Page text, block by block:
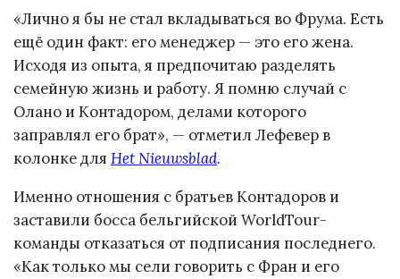
«Лично я бы не стал вкладываться во Фрума. Есть
ещё один факт: его менеджер — это его жена.
Исходя из опыта, я предпочитаю разделять
семейную жизнь и работу. Я помню случай с
Олано и Контадором, делами которого
заправлял его брат», — отметил Лефевер в
колонке для Het Nieuwsblad.
Именно отношения с братьев Контадоров и
заставили босса бельгийской WorldTour-
команды отказаться от подписания последнего.
«Как только мы сели говорить с Фран и его